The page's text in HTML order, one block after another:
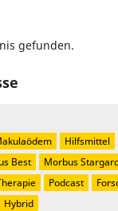
gefunden.
Hilfsmittel
Best Morbus
Podcast
Hybrid